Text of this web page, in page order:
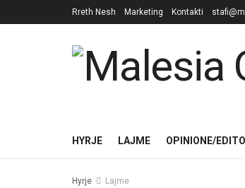
Rreth Nesh Marketing Kontakti
HYRJE LAJME OPINIONE/
Hyrje Lajme